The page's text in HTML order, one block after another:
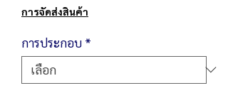
การจัดส่งสินค้า
การประกอบ *